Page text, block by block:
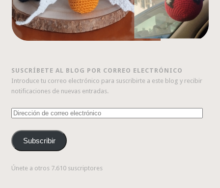
SUSCRÍBETE AL BLOG POR CORREO ELECTRÓNICO
Introduce tu correo electrónico para suscribirte a este blog y recibir
notificaciones de nuevas entradas.
Dirección
correo
electrónico
Subscribir
Únete a otros 7.610 suscriptores